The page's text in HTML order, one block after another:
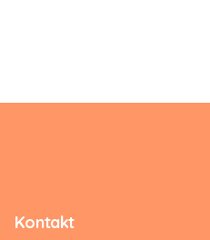
Kontakt